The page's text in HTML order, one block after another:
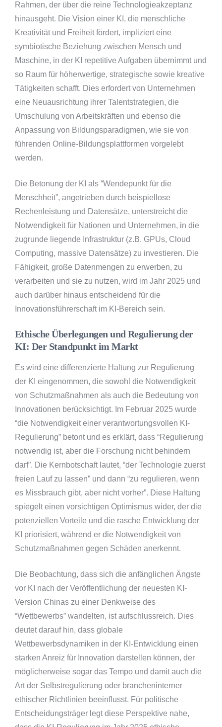
Rahmen, der über die reine Technologieakzeptanz
hinausgeht. Die Vision einer KI, die menschliche
Kreativität und Freiheit fördert, impliziert eine
symbiotische Beziehung zwischen Mensch und
Maschine, in der KI repetitive Aufgaben übernimmt und
so Raum für höherwertige, strategische sowie kreative
Tätigkeiten schafft. Dies erfordert von Unternehmen
eine Neuausrichtung ihrer Talentstrategien, die
Umschulung von Arbeitskräften und ebenso die
Anpassung von Bildungsparadigmen, wie sie von
führenden Online-Bildungsplattformen vorgelebt
werden.
Die Betonung der KI als “Wendepunkt für die
Menschheit”, angetrieben durch beispiellose
Rechenleistung und Datensätze, unterstreicht die
Notwendigkeit für Nationen und Unternehmen, in die
zugrunde liegende Infrastruktur (z.B. GPUs, Cloud
Computing, massive Datensätze) zu investieren. Die
Fähigkeit, große Datenmengen zu erwerben, zu
verarbeiten und sie zu nutzen, wird im Jahr 2025 und
auch darüber hinaus entscheidend für die
Innovationsführerschaft im KI-Bereich sein.
Ethische Überlegungen und Regulierung der
KI: Der Standpunkt im Markt
Es wird eine differenzierte Haltung zur Regulierung
der KI eingenommen, die sowohl die Notwendigkeit
von Schutzmaßnahmen als auch die Bedeutung von
Innovationen berücksichtigt. Im Februar 2025 wurde
“die Notwendigkeit einer verantwortungsvollen KI-
Regulierung” betont und es erklärt, dass “Regulierung
notwendig ist, aber die Forschung nicht behindern
darf”. Die Kernbotschaft lautet, “der Technologie zuerst
freien Lauf zu lassen” und dann “zu regulieren, wenn
es Missbrauch gibt, aber nicht vorher”. Diese Haltung
spiegelt einen vorsichtigen Optimismus wider, der die
potenziellen Vorteile und die rasche Entwicklung der
KI priorisiert, während er die Notwendigkeit von
Schutzmaßnahmen gegen Schäden anerkennt.
Die Beobachtung, dass sich die anfänglichen Ängste
vor KI nach der Veröffentlichung der neuesten KI-
Version Chinas zu einer Denkweise des
“Wettbewerbs” wandelten, ist aufschlussreich. Dies
deutet darauf hin, dass globale
Wettbewerbsdynamiken in der KI-Entwicklung einen
starken Anreiz für Innovation darstellen können, der
möglicherweise sogar das Tempo und damit auch die
Art der Selbstregulierung oder brancheninterner
ethischer Richtlinien beeinflusst. Für politische
Entscheidungsträger legt diese Perspektive nahe,